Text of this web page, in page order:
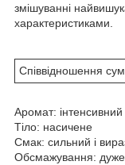
змішуванні
характеристиками.
Співвідношення
Аромат: інтенсивний
Тіло: насичене
Смак: сильний і
Обсмажування: